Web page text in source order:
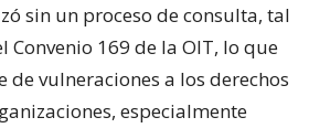
sin un proceso de consulta, tal
Convenio 169 de la OIT, lo que
vulneraciones a los derechos
especialmente